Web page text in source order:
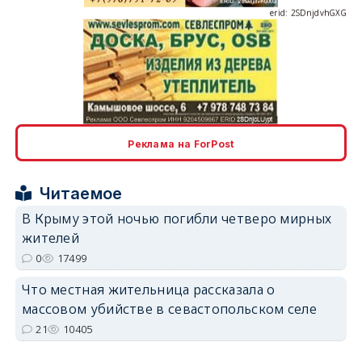
erid: 2SDnjdPjgYS
Реклама на ForPost
Читаемое
В Крыму этой ночью погибли четверо мирных
жителей
0 17499
Что местная жительница рассказала о
массовом убийстве в севастопольском селе
21 10405